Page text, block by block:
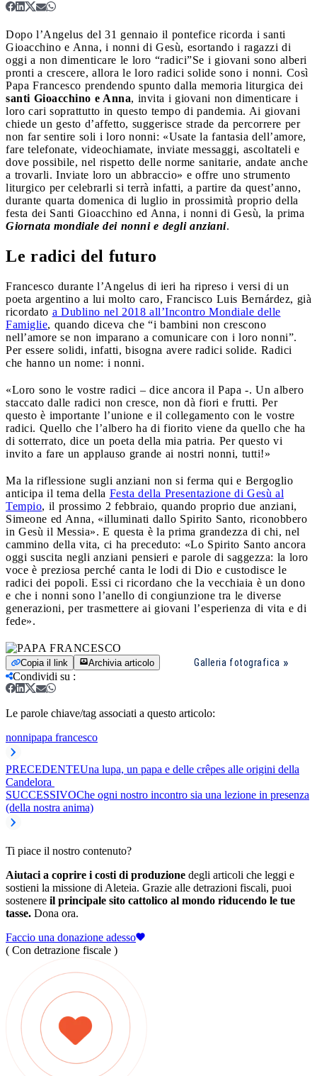
Dopo l’Angelus del 31 gennaio il pontefice ricorda i santi
Gioacchino e Anna, i nonni di Gesù, esortando i ragazzi di
oggi a non dimenticare le loro “radici”Se i giovani sono alberi
pronti a crescere, allora le loro radici solide sono i nonni. Così
Papa Francesco prendendo spunto dalla memoria liturgica dei
santi Gioacchino e Anna, invita i giovani non dimenticare i
loro cari soprattutto in questo tempo di pandemia. Ai giovani
chiede un gesto d’affetto, suggerisce strade da percorrere per
non far sentire soli i loro nonni: «Usate la fantasia dell’amore,
fare telefonate, videochiamate, inviate messaggi, ascoltateli e
dove possibile, nel rispetto delle norme sanitarie, andate anche
a trovarli. Inviate loro un abbraccio» e offre uno strumento
liturgico per celebrarli si terrà infatti, a partire da quest’anno,
durante quarta domenica di luglio in prossimità proprio della
festa dei Santi Gioacchino ed Anna, i nonni di Gesù, la prima
Giornata mondiale dei nonni e degli anziani.
Le radici del futuro
Francesco durante l’Angelus di ieri ha ripreso i versi di un
poeta argentino a lui molto caro, Francisco Luis Bernárdez, già
ricordato a Dublino nel 2018 all’Incontro Mondiale delle
Famiglie, quando diceva che “i bambini non crescono
nell’amore se non imparano a comunicare con i loro nonni”.
Per essere solidi, infatti, bisogna avere radici solide. Radici
che hanno un nome: i nonni.
«Loro sono le vostre radici – dice ancora il Papa -. Un albero
staccato dalle radici non cresce, non dà fiori e frutti. Per
questo è importante l’unione e il collegamento con le vostre
radici. Quello che l’albero ha di fiorito viene da quello che ha
di sotterrato, dice un poeta della mia patria. Per questo vi
invito a fare un applauso grande ai nostri nonni, tutti!»
Ma la riflessione sugli anziani non si ferma qui e Bergoglio
anticipa il tema della Festa della Presentazione di Gesù al
Tempio, il prossimo 2 febbraio, quando proprio due anziani,
Simeone ed Anna, «illuminati dallo Spirito Santo, riconobbero
in Gesù il Messia». E questa è la prima grandezza di chi, nel
cammino della vita, ci ha preceduto: «Lo Spirito Santo ancora
oggi suscita negli anziani pensieri e parole di saggezza: la loro
voce è preziosa perché canta le lodi di Dio e custodisce le
radici dei popoli. Essi ci ricordano che la vecchiaia è un dono
e che i nonni sono l’anello di congiunzione tra le diverse
generazioni, per trasmettere ai giovani l’esperienza di vita e di
fede».
Galleria fotografica
Copia il link Archivia articolo
Condividi su :
Le parole chiave/tag associati a questo articolo:
nonnipapa francesco
PRECEDENTEUna lupa, un papa e delle crêpes alle origini della
Candelora
SUCCESSIVOChe ogni nostro incontro sia una lezione in presenza
(della nostra anima)
Ti piace il nostro contenuto?
Aiutaci a coprire i costi di produzione degli articoli che leggi e
sostieni la missione di Aleteia. Grazie alle detrazioni fiscali, puoi
sostenere il principale sito cattolico al mondo riducendo le tue
tasse. Dona ora.
Faccio una donazione adesso
( Con detrazione fiscale )